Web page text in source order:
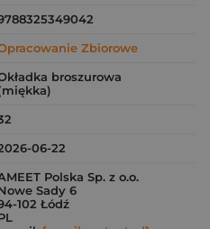
Zbiorowe
broszurowa
06-22
Polska Sp. z o.o.
Sady 6
102 Łódź